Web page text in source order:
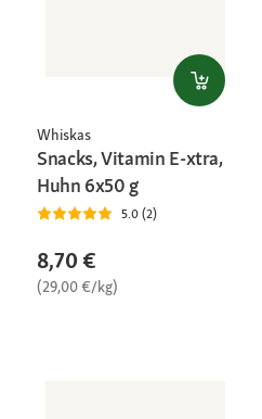
Whiskas
Snacks, Vitamin E-xtra,
Huhn 6x50 g
5.0 (2)
8,70 €
(29,00 €/kg)